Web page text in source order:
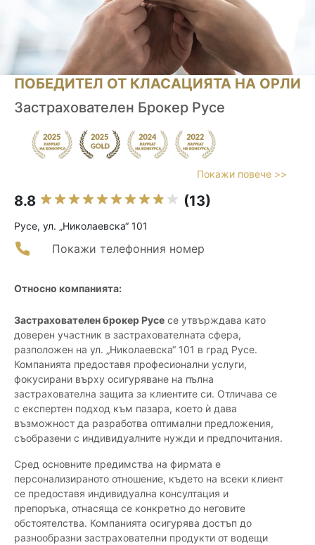
ПОБЕДИТЕЛ ОТ КЛАСАЦИЯТА НА ОРЛИ
Застрахователен Брокер Русе
Покажи повече >>
8.8 (13)
Русе, ул. „Николаевска“ 101
Покажи телефонния номер
Относно компанията:
Застрахователен брокер Русе се утвърждава като
доверен участник в застрахователната сфера,
разположен на ул. „Николаевска“ 101 в град Русе.
Компанията предоставя професионални услуги,
фокусирани върху осигуряване на пълна
застрахователна защита за клиентите си. Отличава се
с експертен подход към пазара, което ѝ дава
възможност да разработва оптимални предложения,
съобразени с индивидуалните нужди и предпочитания.
Сред основните предимства на фирмата е
персонализираното отношение, където на всеки клиент
се предоставя индивидуална консултация и
препоръка, отнасяща се конкретно до неговите
обстоятелства. Компанията осигурява достъп до
разнообразни застрахователни продукти от водещи